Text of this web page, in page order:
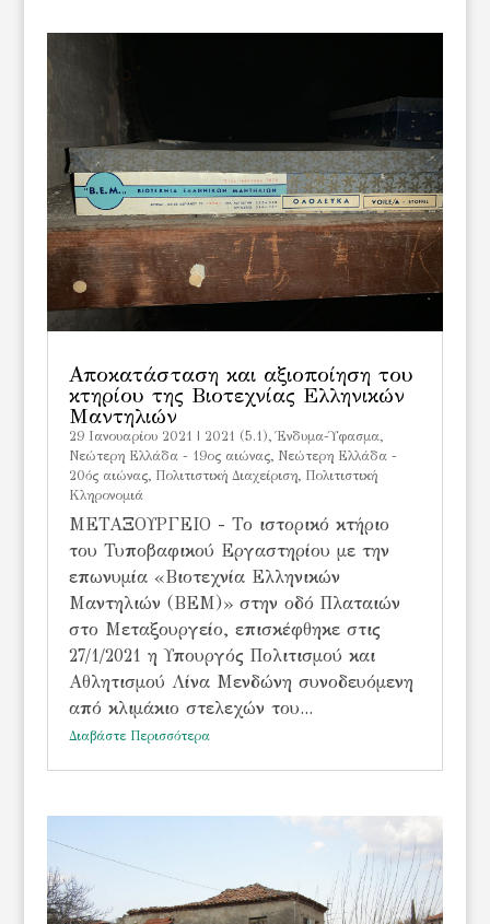
Αποκατάσταση και αξιοποίηση του
κτηρίου της Βιοτεχνίας Ελληνικών
Μαντηλιών
29 Ιανουαρίου 2021 | 2021 (5.1) ,Ένδυμα-Ύφασμα,
Νεώτερη Ελλάδα - 19ος αιώνας, Νεώτερη Ελλάδα -
20ός αιώνας, Πολιτιστική Διαχείριση, Πολιτιστική
Κληρονομιά
ΜΕΤΑΞΟΥΡΓΕΙΟ - Το ιστορικό κτήριο
του Τυποβαφικού Εργαστηρίου με την
επωνυμία «Βιοτεχνία Ελληνικών
Μαντηλιών (ΒΕΜ)» στην οδό Πλαταιών
στο Μεταξουργείο, επισκέφθηκε στις
27/1/2021 η Υπουργός Πολιτισμού και
Αθλητισμού Λίνα Μενδώνη συνοδευόμενη
από κλιμάκιο στελεχών του...
Διαβάστε Περισσότερα